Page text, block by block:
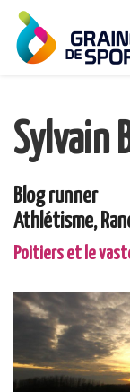
Sylvain
Blog runner
Athlétisme,
Poitiers et le